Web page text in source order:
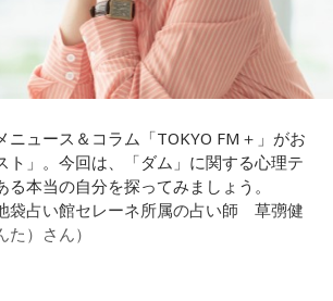
JAPAN
13:00～13:53
山大輔（グランジ）、潮紗理菜
www.tfm.co.jp/countdownjapan/
ィション。「元気」の「気」は中がお米
かり食べて、元気をつけていってくださ
うちです。
子、パーソナリティの江原啓之
言
ないか……我慢しすぎ度90％
なた。本音をギリギリまで溜め込んでい
るかも」という不安から、言葉を飲み込
。でも、あなたが少し本音を見せても、
きません。小さな「イヤ」から、言葉に
のか……我慢しすぎ度45％
あなた。裏を返せば、自分の意見に「言
のかな」と、自信を持てずにいるのかも
ニュース＆コラム「TOKYO FM＋」がお
ト」。今回は、「ダム」に関する心理テ
る本当の自分を探ってみましょう。
袋占い館セレーネ所属の占い師 草彅健
）さん）